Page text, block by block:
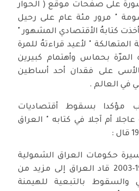
على صفحات موقع ( الحوار
" مرور مئة عام على رحيل
كتابهُ الأقتصادي المشهور "
المتهالكة " لأعيد قراءتهُ للمرة
المرّة بحماس وأهتمام كبيرين
على فقدان أحد أساطين
في العالم .
مؤكدا بسقوط أقتصاديات
أم آجلا في كتابه " العراق
حكومات العراق الشمولية
الفاشية من 1968-2003 قاد العراق إلى مزيد من
بالتبعية للهيمنة